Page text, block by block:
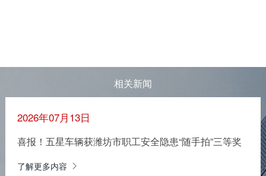
相关新闻
2026年07月13日
喜报！五星车辆获潍坊市职工安全隐患“随手拍”三等奖
了解更多内容